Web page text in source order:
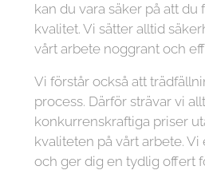
kan du vara säker på att du
kvalitet. Vi sätter alltid
vårt arbete noggrant och
Vi förstår också att
process. Därför strävar vi
konkurrenskraftiga priser
kvaliteten på vårt arbete.
och ger dig en tydlig offert